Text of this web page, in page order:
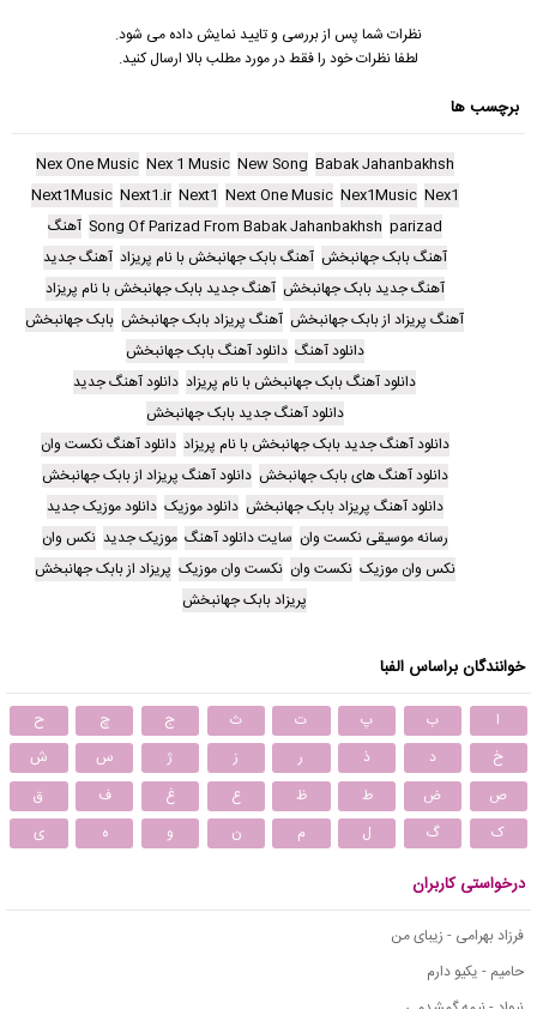
نظرات شما پس از بررسی و تایید نمایش داده می شود.
لطفا نظرات خود را فقط در مورد مطلب بالا ارسال کنید.
برچسب ها
Babak Jahanbakhsh
New Song
Nex 1 Music
Nex One Music
Nex1
Nex1Music
Next One Music
Next1
Next1.ir
Next1Music
parizad
Song Of Parizad From Babak Jahanbakhsh آهنگ
آهنگ بابک جهانبخش آهنگ بابک جهانبخش با نام پریزاد آهنگ جدید
آهنگ جدید بابک جهانبخش آهنگ جدید بابک جهانبخش با نام پریزاد
آهنگ پریزاد از بابک جهانبخش آهنگ پریزاد بابک جهانبخش بابک جهانبخش
دانلود آهنگ دانلود آهنگ بابک جهانبخش
دانلود آهنگ بابک جهانبخش با نام پریزاد دانلود آهنگ جدید
دانلود آهنگ جدید بابک جهانبخش
دانلود آهنگ جدید بابک جهانبخش با نام پریزاد دانلود آهنگ نکست وان
دانلود آهنگ های بابک جهانبخش دانلود آهنگ پریزاد از بابک جهانبخش
دانلود آهنگ پریزاد بابک جهانبخش دانلود موزیک دانلود موزیک جدید
رسانه موسیقی نکست وان سایت دانلود آهنگ موزیک جدید نکس وان
نکس وان موزیک نکست وان نکست وان موزیک پریزاد از بابک جهانبخش
پریزاد بابک جهانبخش
خوانندگان براساس الفبا
ا ب پ ت ث ج چ
ح
خ
د ذ ر ز ژ س
ش
ص
ض ط ظ ع غ ف
ق
ک
گ ل م ن و ه ی
درخواستی کاربران
فرزاد بهرامی - زیبای من
حامیم - یکیو دارم